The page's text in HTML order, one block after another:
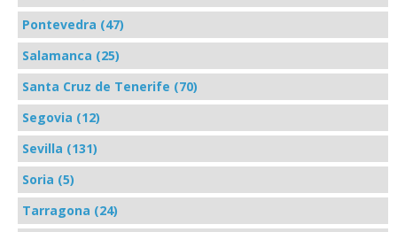
Pontevedra (47)
Salamanca (25)
Santa Cruz de Tenerife (70)
Segovia (12)
Sevilla (131)
Soria (5)
Tarragona (24)